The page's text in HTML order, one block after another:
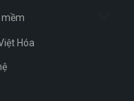
mềm
Hóa